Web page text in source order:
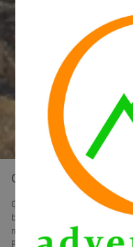
Overview
Gunung Gede merupakan
berkemah. Hampir setiap
mencoba mendaki puncak
Puncak-puncaknya dapat